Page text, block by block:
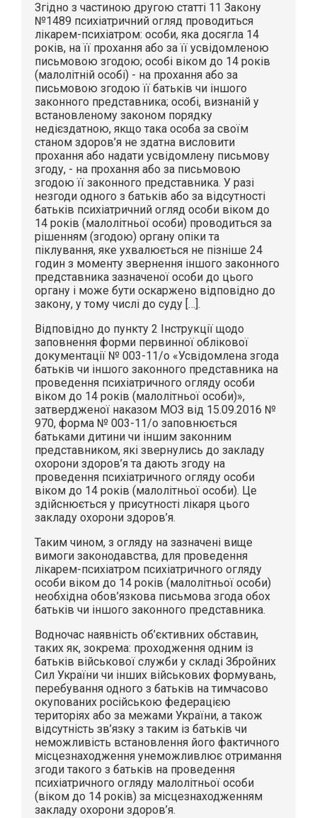
Згідно з частиною другою статті 11 Закону
№1489 психіатричний огляд проводиться
лікарем-психіатром: особи, яка досягла 14
років, на її прохання або за її усвідомленою
письмовою згодою; особі віком до 14 років
(малолітній особі) - на прохання або за
письмовою згодою її батьків чи іншого
законного представника; особі, визнаній у
встановленому законом порядку
недієздатною, якщо така особа за своїм
станом здоров’я не здатна висловити
прохання або надати усвідомлену письмову
згоду, - на прохання або за письмовою
згодою її законного представника. У разі
незгоди одного з батьків або за відсутності
батьків психіатричний огляд особи віком до
14 років (малолітньої особи) проводиться за
рішенням (згодою) органу опіки та
піклування, яке ухвалюється не пізніше 24
годин з моменту звернення іншого законного
представника зазначеної особи до цього
органу і може бути оскаржено відповідно до
закону, у тому числі до суду […].
Відповідно до пункту 2 Інструкції щодо
заповнення форми первинної облікової
документації № 003-11/о «Усвідомлена згода
батьків чи іншого законного представника на
проведення психіатричного огляду особи
віком до 14 років (малолітньої особи)»,
затвердженої наказом МОЗ від 15.09.2016 №
970, форма № 003-11/о заповнюється
батьками дитини чи іншим законним
представником, які звернулись до закладу
охорони здоров’я та дають згоду на
проведення психіатричного огляду особи
віком до 14 років (малолітньої особи). Це
здійснюється у присутності лікаря цього
закладу охорони здоров’я.
Таким чином, з огляду на зазначені вище
вимоги законодавства, для проведення
лікарем-психіатром психіатричного огляду
особи віком до 14 років (малолітньої особи)
необхідна обов’язкова письмова згода обох
батьків чи іншого законного представника.
Водночас наявність об’єктивних обставин,
таких як, зокрема: проходження одним із
батьків військової служби у складі Збройних
Сил України чи інших військових формувань,
перебування одного з батьків на тимчасово
окупованих російською федерацією
територіях або за межами України, а також
відсутність зв’язку з таким із батьків чи
неможливість встановлення його фактичного
місцезнаходження унеможливлює отримання
згоди такого з батьків на проведення
психіатричного огляду малолітньої особи
(віком до 14 років) за місцезнаходженням
закладу охорони здоров’я.